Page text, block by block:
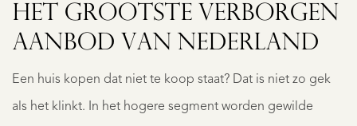
HET GROOTSTE VERBORGEN
AANBOD VAN NEDERLAND
Een huis kopen dat niet te koop staat? Dat is niet zo gek
als het klinkt. In het hogere segment worden gewilde